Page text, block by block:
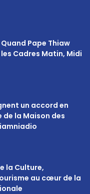
Pape Thiaw
Cadres Matin, Midi
un accord en
de la Maison des
la Culture,
au cœur de la